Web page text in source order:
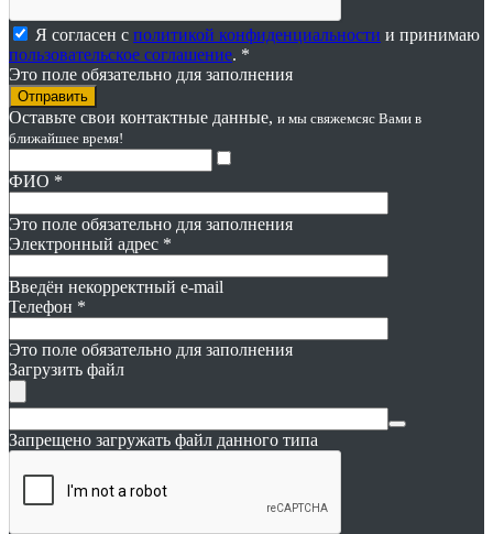
Я согласен с политикой конфиденциальности и принимаю
пользовательское соглашение. *
Это поле обязательно для заполнения
Оставьте свои контактные данные, и мы свяжемсяс Вами в
ближайшее время!
ФИО *
Это поле обязательно для заполнения
Электронный адрес *
Введён некорректный e-mail
Телефон *
Это поле обязательно для заполнения
Загрузить файл
Запрещено загружать файл данного типа